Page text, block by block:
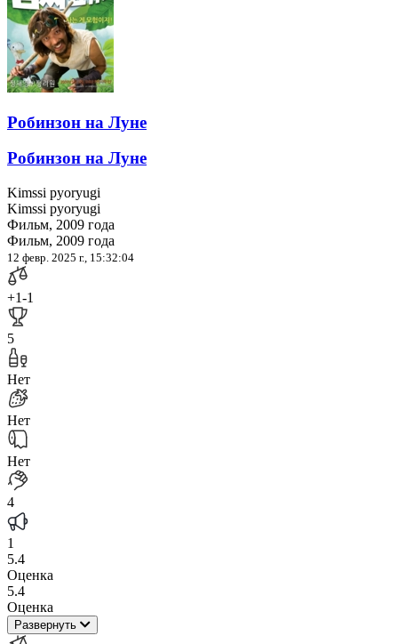
Робинзон на Луне
Робинзон на Луне
Kimssi pyoryugi
Kimssi pyoryugi
Фильм, 2009 года
Фильм, 2009 года
12 февр. 2025 г., 15:32:04
+1-1
5
Нет
Нет
Нет
4
1
5.4
Оценка
5.4
Оценка
Развернуть